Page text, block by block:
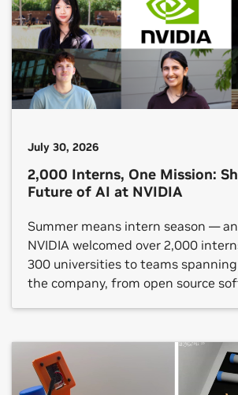
July 30, 2026
2,000 Interns, One Mission:
Future of AI at NVIDIA
Summer means intern season —
NVIDIA welcomed over 2,000
300 universities to teams
the company, from open source
development. NVIDIA internships
place in around two dozen
theme across each […]